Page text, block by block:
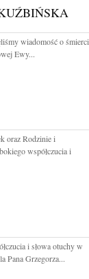
wiadomość o śmierci
Ewy...
oraz Rodzinie i
współczucia i
i słowa otuchy w
Pana Grzegorza...